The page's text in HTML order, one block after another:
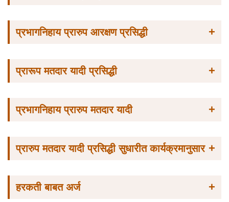
प्रभागनिहाय प्रारुप आरक्षण प्रसिद्धी +
प्रारूप मतदार यादी प्रसिद्धी +
प्रभागनिहाय प्रारुप मतदार यादी +
प्रारुप मतदार यादी प्रसिद्धी सुधारीत कार्यक्रमानुसार +
हरकती बाबत अर्ज +